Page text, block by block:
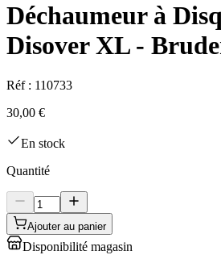
Déchaumeur à
Disover XL -
Réf : 110733
30,00 €
En stock
Quantité
Ajouter au panier
Disponibilité magasin